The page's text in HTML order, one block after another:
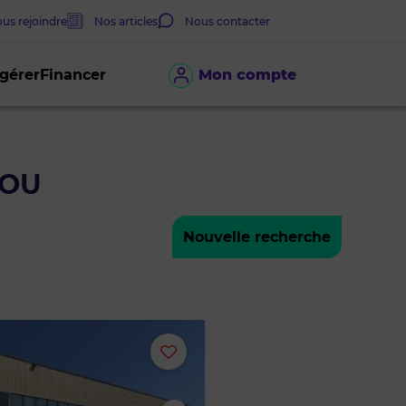
Mon compte
Financer
rejoindre Nos articles Nous contacter
Nouvelle recherche
Ajouter
ou